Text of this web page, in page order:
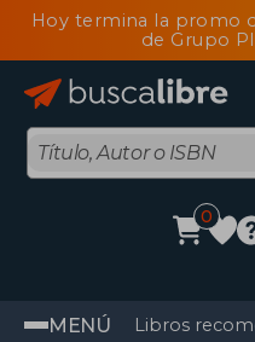
Hoy termina la promo
de Grupo
0
MENÚ Libros